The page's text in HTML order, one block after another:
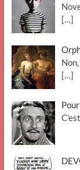
[…]
[…]